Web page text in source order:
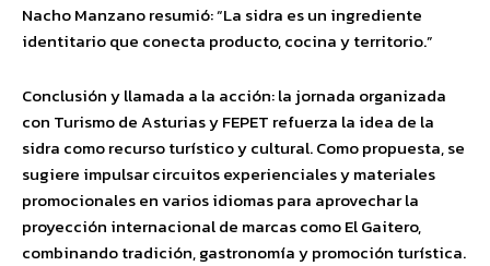
Nacho Manzano resumió: “La sidra es un ingrediente
identitario que conecta producto, cocina y territorio.”
Conclusión y llamada a la acción: la jornada organizada
con Turismo de Asturias y FEPET refuerza la idea de la
sidra como recurso turístico y cultural. Como propuesta, se
sugiere impulsar circuitos experienciales y materiales
promocionales en varios idiomas para aprovechar la
proyección internacional de marcas como El Gaitero,
combinando tradición, gastronomía y promoción turística.